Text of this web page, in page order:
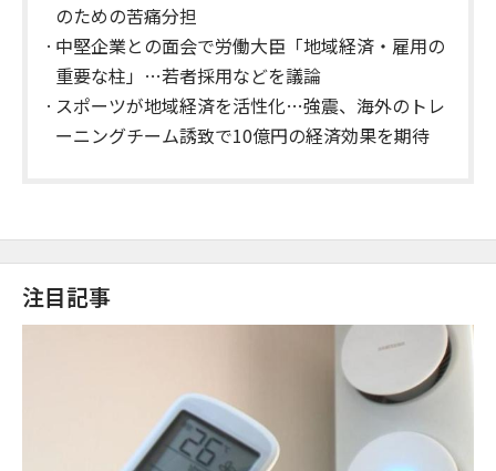
のための苦痛分担
中堅企業との面会で労働大臣「地域経済・雇用の
重要な柱」…若者採用などを議論
スポーツが地域経済を活性化…強震、海外のトレ
ーニングチーム誘致で10億円の経済効果を期待
注目記事